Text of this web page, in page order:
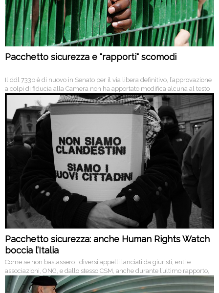
Pacchetto sicurezza e "rapporti" scomodi
Il ddl 733b è di nuovo in Senato per il via libera definitivo, l’approvazione
a colpi di fiducia alla Camera non ha apportato modifica alcuna al testo
di legge. L’ipotesi è che la maggioranza vi faccia nuovamente ricorso.
Pacchetto sicurezza: anche Human Rights Watch
boccia l’Italia
Come se non bastassero i diversi appelli lanciati da giuristi, enti e
associazioni, ONG, e dallo stesso CSM, anche durante l’ultimo rapporto,
dopo Amnesty international, adesso arriva la bocciatura di Human
Rights Watch, l’organizzazione internazionale che si batte per la difesa e